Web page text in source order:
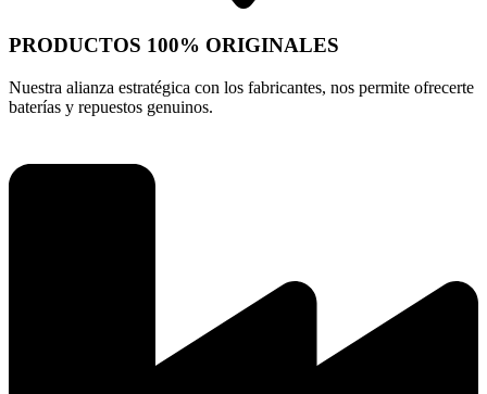
PRODUCTOS 100% ORIGINALES
Nuestra alianza estratégica con los fabricantes, nos permite ofrecerte
baterías y repuestos genuinos.